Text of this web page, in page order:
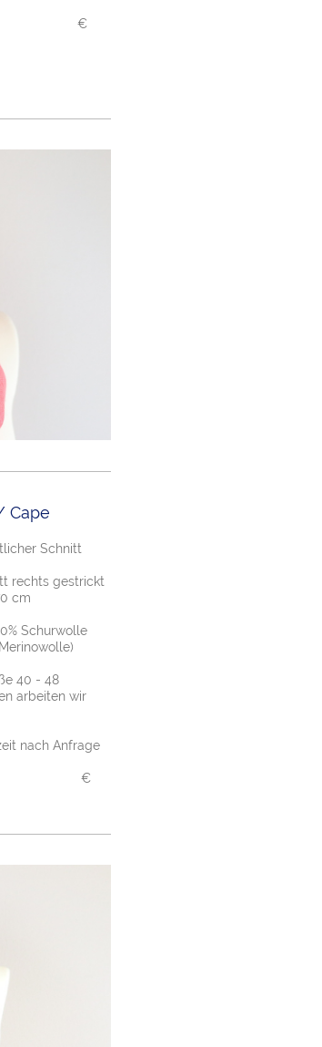
Cape
Schnitt
rechts gestrickt
cm
Schurwolle
40 - 48
arbeiten wir
nach Anfrage